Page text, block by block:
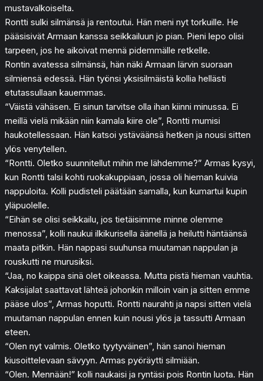
mustavalkoiselta.
Rontti sulki silmänsä ja rentoutui. Hän meni nyt torkuille. He
pääsisivät Armaan kanssa seikkailuun jo pian. Pieni lepo olisi
tarpeen, jos he aikoivat mennä pidemmälle retkelle.
Rontin avatessa silmänsä, hän näki Armaan lärvin suoraan
silmiensä edessä. Hän työnsi yksisilmäistä kollia hellästi
etutassullaan kauemmas.
“Väistä vähäsen. Ei sinun tarvitse olla ihan kiinni minussa. Ei
meillä vielä mikään niin kamala kiire ole”, Rontti mumisi
haukotellessaan. Hän katsoi ystäväänsä hetken ja nousi sitten
ylös venytellen.
“Rontti. Oletko suunnitellut mihin me lähdemme?” Armas kysyi,
kun Rontti talsi kohti ruokakuppiaan, jossa oli hieman kuivia
nappuloita. Kolli pudisteli päätään samalla, kun kumartui kupin
yläpuolelle.
“Eihän se olisi seikkailu, jos tietäisimme minne olemme
menossa”, kolli naukui ilkikurisella äänellä ja heilutti häntäänsä
maata pitkin. Hän nappasi suuhunsa muutaman nappulan ja
rouskutti ne murusiksi.
“Jaa, no kaippa sinä olet oikeassa. Mutta pistä hieman vauhtia.
Kaksijalat saattavat lähteä johonkin milloin vain ja sitten emme
pääse ulos”, Armas hoputti. Rontti naurahti ja napsi sitten vielä
muutaman nappulan ennen kuin nousi ylös ja tassutti Armaan
eteen.
“Olen nyt valmis. Oletko tyytyväinen”, hän sanoi hieman
kiusoittelevaan sävyyn. Armas pyöräytti silmiään.
“Olen. Mennään!” kolli naukaisi ja ryntäsi pois Rontin luota. Hän